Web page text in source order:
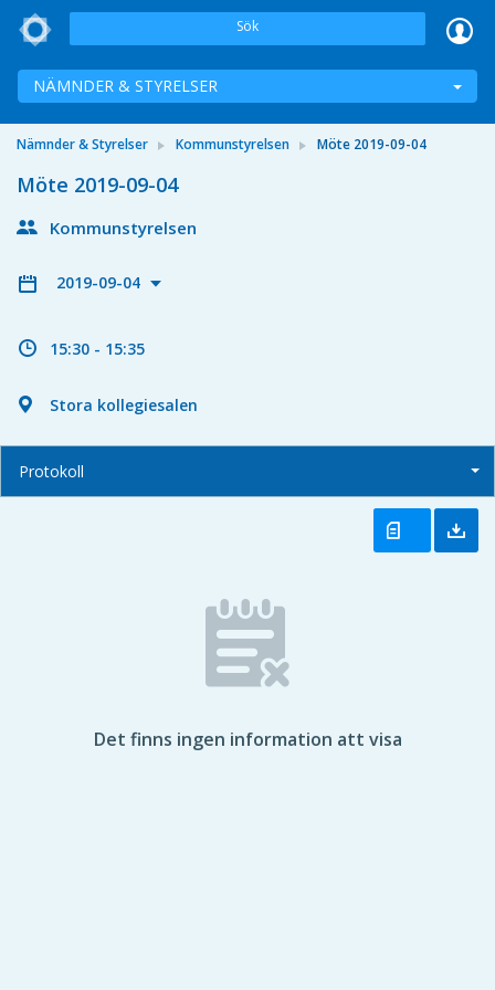
Sök
NÄMNDER & STYRELSER
Nämnder & Styrelser Kommunstyrelsen Möte 2019-09-04
Möte 2019-09-04
Kommunstyrelsen
2019-09-04
15:30 - 15:35
Stora kollegiesalen
Protokoll
Det finns ingen information att visa